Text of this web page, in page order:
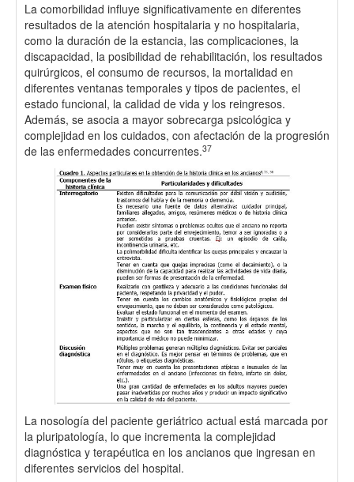
La comorbilidad influye significativamente en diferentes
resultados de la atención hospitalaria y no hospitalaria,
como la duración de la estancia, las complicaciones, la
discapacidad, la posibilidad de rehabilitación, los resultados
quirúrgicos, el consumo de recursos, la mortalidad en
diferentes ventanas temporales y tipos de pacientes, el
estado funcional, la calidad de vida y los reingresos.
Además, se asocia a mayor sobrecarga psicológica y
complejidad en los cuidados, con afectación de la progresión
de las enfermedades concurrentes.37
La nosología del paciente geriátrico actual está marcada por
la pluripatología, lo que incrementa la complejidad
diagnóstica y terapéutica en los ancianos que ingresan en
diferentes servicios del hospital.